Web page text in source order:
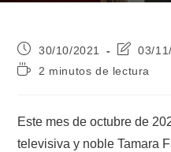
Publicación
de
la
30/10/2021
Última
de
03/
Tiempo2 minutos de lectura
Este mes de octubre de
televisiva y noble Tamara